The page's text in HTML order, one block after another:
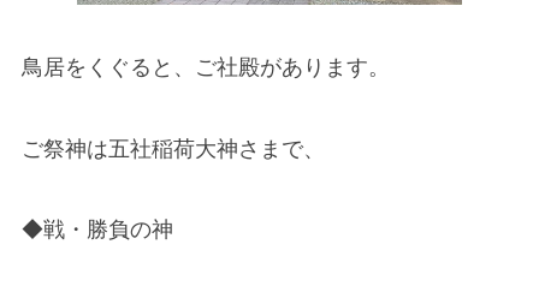
鳥居をくぐると、ご社殿があります。
ご祭神は五社稲荷大神さまで、
◆戦・勝負の神